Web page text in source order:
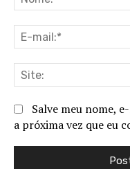
Salve meu nome,
a próxima vez que eu